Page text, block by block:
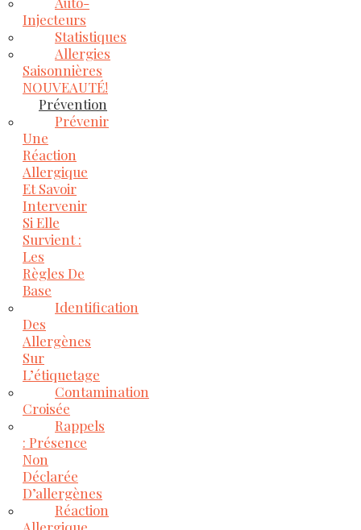
Injecteurs
Statistiques
Allergies
Saisonnières
NOUVEAUTÉ!
Prévention
Prévenir
Une
Réaction
Allergique
Et Savoir
Intervenir
Si Elle
Survient :
Les
Règles De
Base
Identification
Des
Allergènes
Sur
L’étiquetage
Contamination
Croisée
Rappels
: Présence
Non
Déclarée
D’allergènes
Réaction